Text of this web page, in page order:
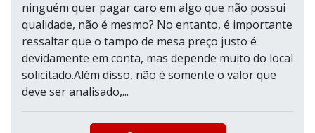
ninguém quer pagar caro em algo que não possui
qualidade, não é mesmo? No entanto, é importante
ressaltar que o tampo de mesa preço justo é
devidamente em conta, mas depende muito do local
solicitado.Além disso, não é somente o valor que
deve ser analisado,...